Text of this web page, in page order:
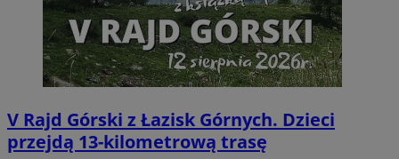
V Rajd Górski z Łazisk Górnych. Dzieci
przejdą 13-kilometrową trasę